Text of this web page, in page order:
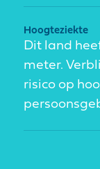
Hoogteziekte
Dit land
meter.
risico op